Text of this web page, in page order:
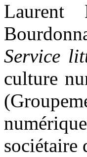
Laurent
Service
culture
sociétaire